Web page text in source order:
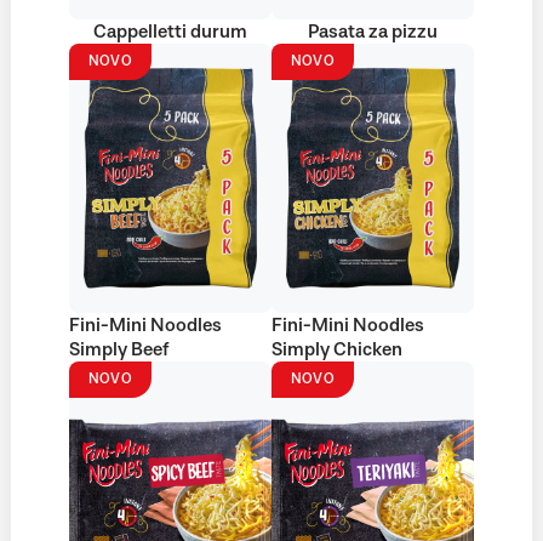
Cappelletti durum Pasata za pizzu
NOVO
Fini-Mini Noodles
Simply Beef
NOVO
Fini-Mini Noodles
Simply Chicken
NOVO NOVO